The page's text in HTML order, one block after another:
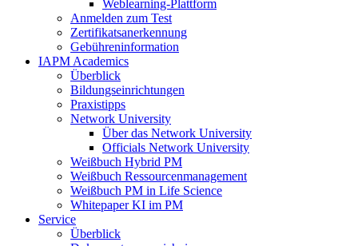
Weblearning-Plattform
Anmelden zum Test
Zertifikatsanerkennung
Gebühreninformation
IAPM Academics
Überblick
Bildungseinrichtungen
Praxistipps
Network University
Über das Network University
Officials Network University
Weißbuch Hybrid PM
Weißbuch Ressourcenmanagement
Weißbuch PM in Life Science
Whitepaper KI im PM
Service
Überblick